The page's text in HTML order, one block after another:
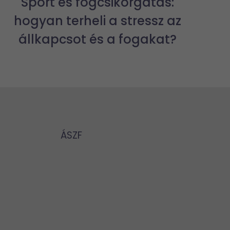
hogyan terheli a stressz az
állkapcsot és a fogakat?
ÁSZF